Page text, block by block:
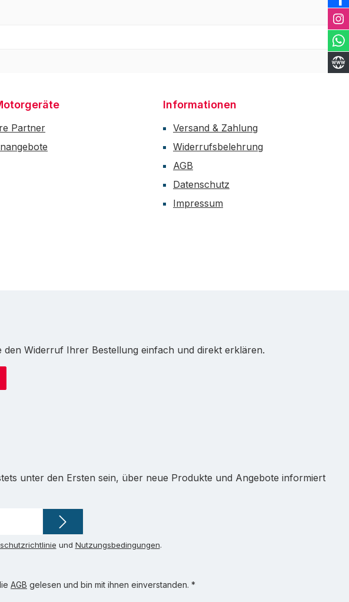
Partner
Informationen
Versand & Zahlung
Widerrufsbelehrung
AGB
Datenschutz
Impressum
Widerruf Ihrer Bestellung einfach und direkt erklären.
unter den Ersten sein, über neue Produkte und Angebote informiert
und Nutzungsbedingungen.
AGB gelesen und bin mit ihnen einverstanden. *